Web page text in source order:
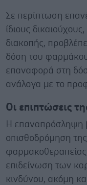
Σε περίπτωση
ίδιους
διακοπής,
δόση του
επαναφορά στη
ανάλογα με το
Οι επιπτώσεις
Η επαναπρόσληψη
οπισθοδρόμηση
επιδείνωση των
κινδύνου, ακόμη